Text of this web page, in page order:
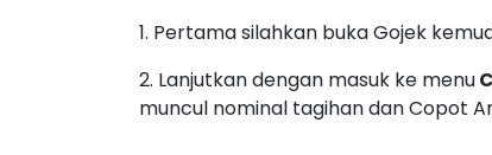
1. Pertama silahkan buka Gojek
2. Lanjutkan dengan masuk ke menu
muncul nominal tagihan dan Copot